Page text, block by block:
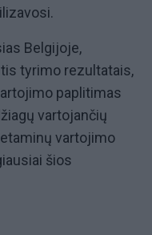
Belgijoje,
tyrimo rezultatais,
paplitimas
vartojančių
vartojimo
šios